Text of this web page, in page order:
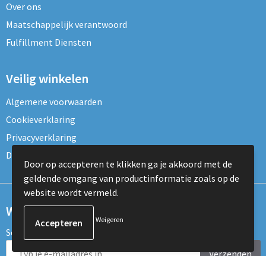
Over ons
Maatschappelijk verantwoord
Fulfillment Diensten
Veilig winkelen
Algemene voorwaarden
Cookieverklaring
Privacyverklaring
Disclaimer
Wil je onze nieuwsbrief ontvangen?
Schrijf je dan nu in voor de nieuwsbrief!
Verzenden
Door op accepteren te klikken ga je akkoord met de
geldende omgang van productinformatie zoals op de
website wordt vermeld.
Weigeren